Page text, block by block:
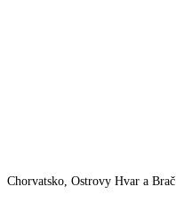
Chorvatsko, Ostrovy Hvar a Brač